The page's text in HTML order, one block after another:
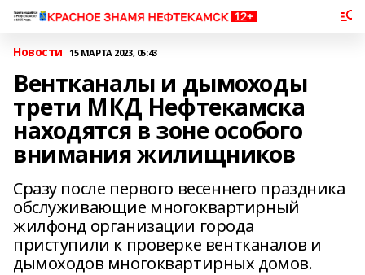
Новости 15 МАРТА 2023, 05:43
Вентканалы и дымоходы
трети МКД Нефтекамска
находятся в зоне особого
внимания жилищников
Сразу после первого весеннего праздника
обслуживающие многоквартирный
жилфонд организации города
приступили к проверке вентканалов и
дымоходов многоквартирных домов.